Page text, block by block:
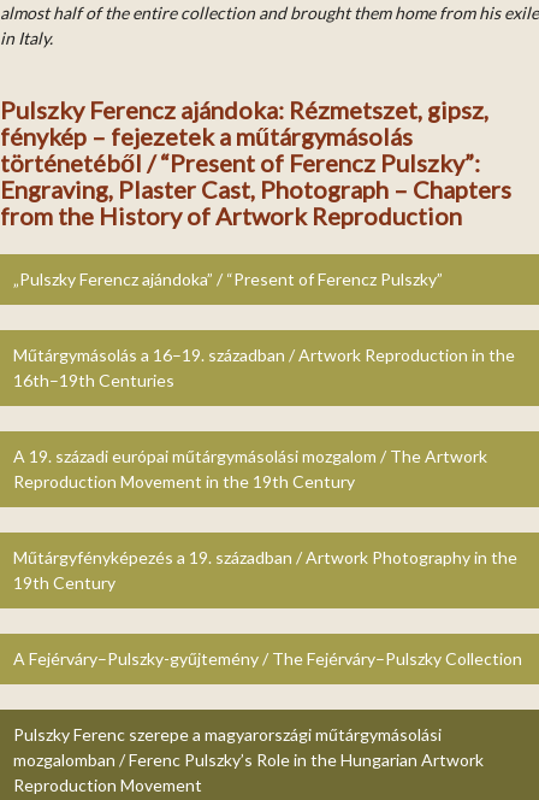
almost half of the entire collection and brought them home from his exile
in Italy.
Pulszky Ferencz ajándoka: Rézmetszet, gipsz,
fénykép – fejezetek a műtárgymásolás
történetéből / “Present of Ferencz Pulszky”:
Engraving, Plaster Cast, Photograph – Chapters
from the History of Artwork Reproduction
„Pulszky Ferencz ajándoka” / “Present of Ferencz Pulszky”
Műtárgymásolás a 16–19. században / Artwork Reproduction in the
16th–19th Centuries
A 19. századi európai műtárgymásolási mozgalom / The Artwork
Reproduction Movement in the 19th Century
Műtárgyfényképezés a 19. században / Artwork Photography in the
19th Century
A Fejérváry–Pulszky-gyűjtemény / The Fejérváry–Pulszky Collection
Pulszky Ferenc szerepe a magyarországi műtárgymásolási
mozgalomban / Ferenc Pulszky’s Role in the Hungarian Artwork
Reproduction Movement